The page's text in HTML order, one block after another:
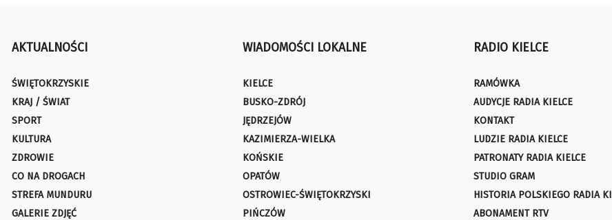
AKTUALNOŚCI
ŚWIĘTOKRZYSKIE
KRAJ / ŚWIAT
SPORT
KULTURA
ZDROWIE
CO NA DROGACH
STREFA MUNDURU
GALERIE ZDJĘĆ
WIADOMOŚCI LOKALNE
KIELCE
BUSKO-ZDRÓJ
JĘDRZEJÓW
KAZIMIERZA-WIELKA
KOŃSKIE
OPATÓW
OSTROWIEC-ŚWIĘTOKRZYSKI
PIŃCZÓW
RADIO KIELCE
RAMÓWKA
AUDYCJE RADIA KIELCE
KONTAKT
LUDZIE RADIA KIELCE
PATRONATY RADIA KIELCE
STUDIO GRAM
HISTORIA POLSKIEGO RADIA
ABONAMENT RTV